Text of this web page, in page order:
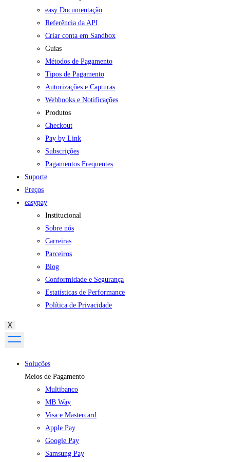
easy Documentação
Referência da API
Criar conta em Sandbox
Guias
Métodos de Pagamento
Tipos de Pagamento
Autorizações e Capturas
Webhooks e Notificações
Produtos
Checkout
Pay by Link
Subscrições
Pagamentos Frequentes
Suporte
Preços
easypay
Institucional
Sobre nós
Carreiras
Parceiros
Blog
Conformidade e Segurança
Estatísticas de Performance
Política de Privacidade
X
Soluções
Meios de Pagamento
Multibanco
MB Way
Visa e Mastercard
Apple Pay
Google Pay
Samsung Pay